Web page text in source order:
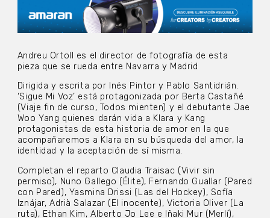
Andreu Ortoll es el director de fotografía de esta
pieza que se rueda entre Navarra y Madrid
Dirigida y escrita por Inés Pintor y Pablo Santidrián.
‘Sigue Mi Voz’ está protagonizada por Berta Castañé
(Viaje fin de curso, Todos mienten) y el debutante Jae
Woo Yang quienes darán vida a Klara y Kang
protagonistas de esta historia de amor en la que
acompañaremos a Klara en su búsqueda del amor, la
identidad y la aceptación de sí misma.
Completan el reparto Claudia Traisac (Vivir sin
permiso), Nuno Gallego (Élite), Fernando Guallar (Pared
con Pared), Yasmina Drissi (Las del Hockey), Sofía
Iznájar, Adrià Salazar (El inocente), Victoria Oliver (La
ruta), Ethan Kim, Alberto Jo Lee e Iñaki Mur (Merlí),